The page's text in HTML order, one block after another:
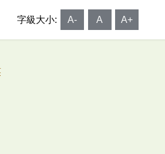
字級大小: A- A A+